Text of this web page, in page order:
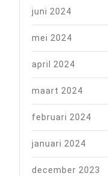
juni 2024
mei 2024
april 2024
maart 2024
februari 2024
januari 2024
december 2023